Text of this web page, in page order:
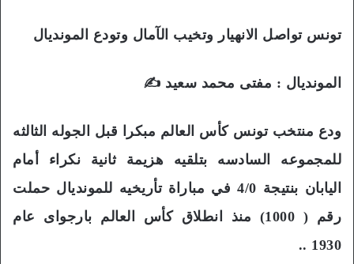
تونس تواصل الانهيار وتخيب الآمال وتودع المونديال
المونديال : مفتى محمد سعيد ✍️
ودع منتخب تونس كأس العالم مبكرا قبل الجوله الثالثه
للمجموعه السادسه بتلقيه هزيمة ثانية نكراء أمام
اليابان بنتيجة 4/0 في مباراة تأريخيه للمونديال حملت
رقم ( 1000) منذ انطلاق كأس العالم بارجواى عام
1930 ..